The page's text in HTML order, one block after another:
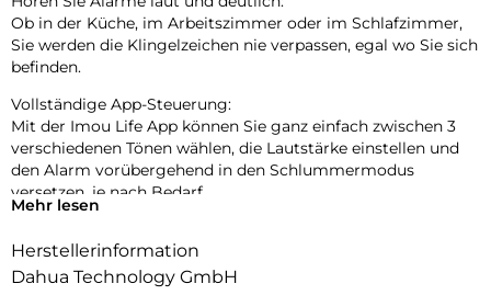
Ob in der Küche, im Arbeitszimmer oder im Schlafzimmer,
Sie werden die Klingelzeichen nie verpassen, egal wo Sie sich
befinden.
Vollständige App-Steuerung:
Mit der Imou Life App können Sie ganz einfach zwischen 3
verschiedenen Tönen wählen, die Lautstärke einstellen und
den Alarm vorübergehend in den Schlummermodus
versetzen, je nach Bedarf.
Es wird eine 2,4-GHz-WLAN-Netzwerkverbindung unterstützt
und mit den zwei Antennen wird eine große Reichweite
Mehr lesen
Herstellerinformation
Dahua Technology GmbH